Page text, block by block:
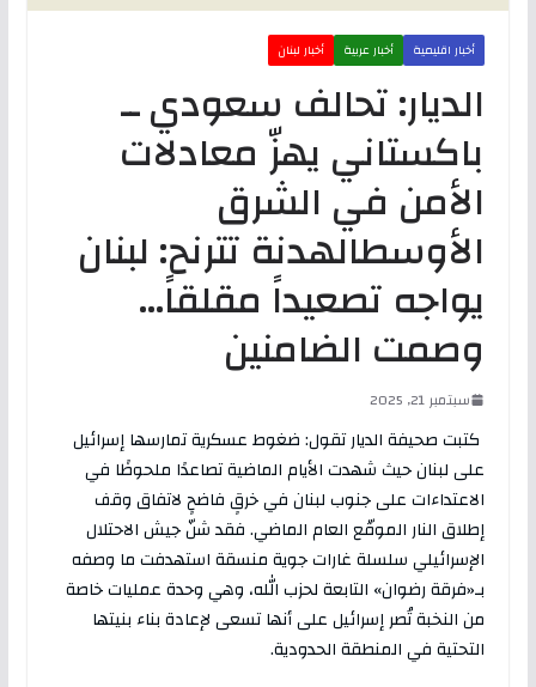
أخبار اقليمية أخبار عربية أخبار لبنان
الديار: تحالف سعودي ــ
باكستاني يهزّ معادلات
الأمن في الشرق
الأوسطالهدنة تترنح: لبنان
يواجه تصعيداً مقلقاً…
وصمت الضامنين
سبتمبر 21, 2025
كتبت صحيفة الديار تقول: ضغوط عسكرية تمارسها إسرائيل
على لبنان حيث شهدت الأيام الماضية تصاعدًا ملحوظًا في
الاعتداءات على جنوب لبنان في خرقٍ فاضحٍ لاتفاق وقف
إطلاق النار الموقّع العام الماضي. فقد شنّ جيش الاحتلال
الإسرائيلي سلسلة غارات جوية منسقة استهدفت ما وصفه
بـ«فرقة رضوان» التابعة لحزب الله، وهي وحدة عمليات خاصة
من النخبة تُصر إسرائيل على أنها تسعى لإعادة بناء بنيتها
التحتية في المنطقة الحدودية.